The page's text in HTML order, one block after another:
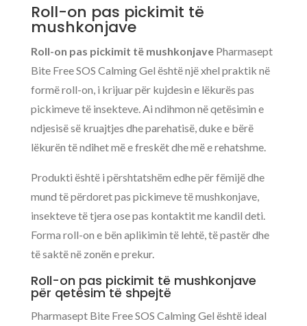
Roll-on pas pickimit të
mushkonjave
Roll-on pas pickimit të mushkonjavePharmasept
Bite Free SOS Calming Gel është një xhel praktik në
formë roll-on, i krijuar për kujdesin e lëkurës pas
pickimeve të insekteve. Ai ndihmon në qetësimin e
ndjesisë së kruajtjes dhe parehatisë, duke e bërë
lëkurën të ndihet më e freskët dhe më e rehatshme.
Produkti është i përshtatshëm edhe për fëmijë dhe
mund të përdoret pas pickimeve të mushkonjave,
insekteve të tjera ose pas kontaktit me kandil deti.
Forma roll-on e bën aplikimin të lehtë, të pastër dhe
të saktë në zonën e prekur.
Roll-on pas pickimit të mushkonjave
për qetësim të shpejtë
Pharmasept Bite Free SOS Calming Gel është ideal